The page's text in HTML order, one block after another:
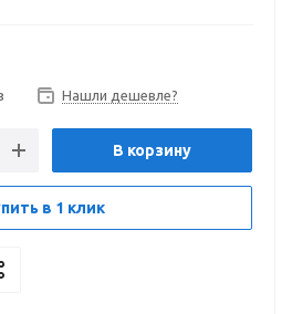
Нашли дешевле?
В корзину
в 1 клик